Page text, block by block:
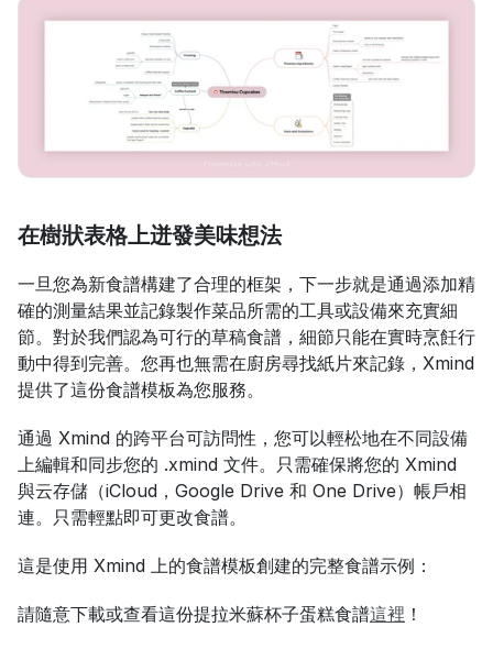
在樹狀表格上迸發美味想法
一旦您為新食譜構建了合理的框架，下一步就是通過添加精
確的測量結果並記錄製作菜品所需的工具或設備來充實細
節。對於我們認為可行的草稿食譜，細節只能在實時烹飪行
動中得到完善。您再也無需在廚房尋找紙片來記錄，Xmind
提供了這份食譜模板為您服務。
通過 Xmind 的跨平台可訪問性，您可以輕松地在不同設備
上編輯和同步您的 .xmind 文件。只需確保將您的 Xmind
與云存儲（iCloud，Google Drive 和 One Drive）帳戶相
連。只需輕點即可更改食譜。
這是使用 Xmind 上的食譜模板創建的完整食譜示例：
請隨意下載或查看這份提拉米蘇杯子蛋糕食譜這裡 ！